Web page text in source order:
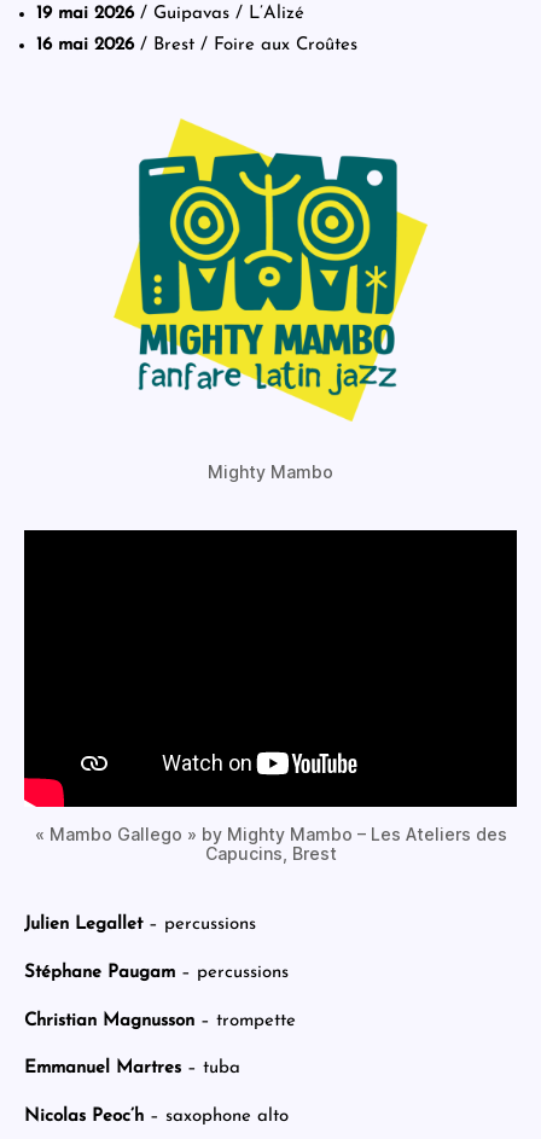
19 mai 2026/ Guipavas / L’Alizé
16 mai 2026/ Brest / Foire aux Croûtes
Mighty Mambo
« Mambo Gallego » by Mighty Mambo – Les Ateliers des
Capucins, Brest
Julien Legallet– percussions
Stéphane Paugam – percussions
Christian Magnusson – trompette
Emmanuel Martres – tuba
Nicolas Peoc’h – saxophone alto